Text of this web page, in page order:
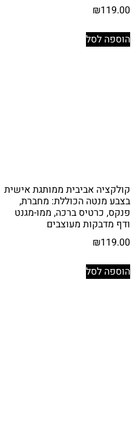
₪119.00
הוספה לסל
קולקציה אביבית ממותגת אישית
בצבע מנטה הכוללת: מחברת,
פנקס, כרטיס ברכה, ממו-מגנט
ודף מדבקות מעוצבים
₪119.00
הוספה לסל